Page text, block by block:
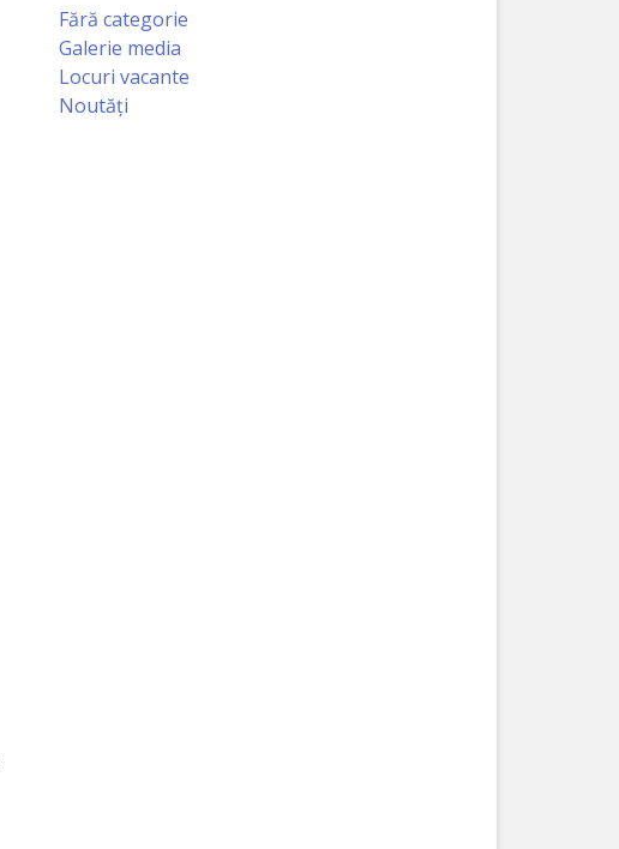
Fără categorie
Galerie media
Locuri vacante
Noutăți